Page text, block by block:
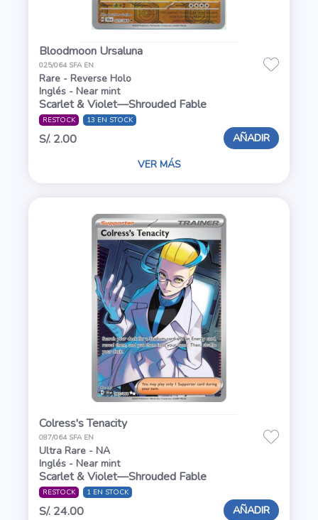
Bloodmoon Ursaluna
025/064 SFA EN
Rare - Reverse Holo
Inglés - Near mint
Scarlet & Violet—Shrouded Fable
RESTOCK 13 EN STOCK
S/. 2.00 AÑADIR
VER MÁS
Colress's Tenacity
087/064 SFA EN
Ultra Rare - NA
Inglés - Near mint
Scarlet & Violet—Shrouded Fable
RESTOCK 1 EN STOCK
S/. 24.00 AÑADIR